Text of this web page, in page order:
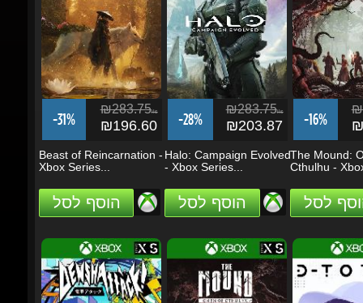
-31%
₪283.75 ils
₪196.60
Beast of Reincarnation -
Xbox Series...
הוסף לסל
-28%
₪283.75ils
₪203.87
Halo: Campaign Evolved
- Xbox Series...
הוסף לסל
-16%
The Mound:
Cthulhu -
לסל